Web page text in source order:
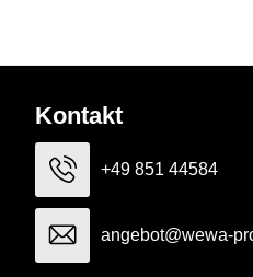
Kontakt
+49 851 44584
angebot@wewa-